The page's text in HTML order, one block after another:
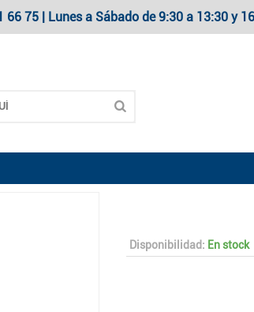
75 | Lunes a Sábado de 9:30 a 13:30 y
Disponibilidad: En stock